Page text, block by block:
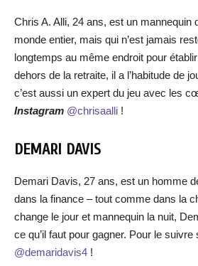
Chris A. Alli, 24 ans, est un mannequin
monde entier, mais qui n’est jamais
longtemps au même endroit pour
dehors de la retraite, il a l’habitude de
c’est aussi un expert du jeu avec les
Instagram @chrisaalli !
DEMARI DAVIS
Demari Davis, 27 ans, est un homme
dans la finance – tout comme dans la
change le jour et mannequin la nuit,
ce qu’il faut pour gagner. Pour le suivre
@demaridavis4 !